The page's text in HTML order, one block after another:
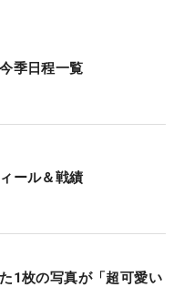
デ”も要チェック
」とコメント。昨年
菱電機レディス」で
巴のプレーオフを制
なる躍進を誓った。
季日程一覧
ール＆戦績
1枚の写真が「超可愛い